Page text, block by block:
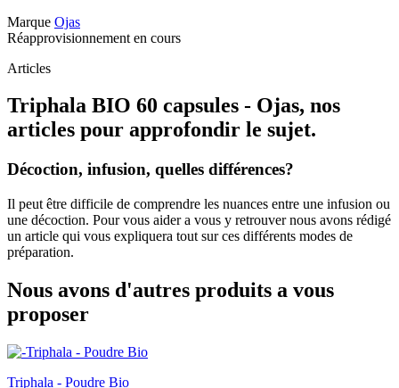
Marque Ojas
Réapprovisionnement en cours
Articles
Triphala BIO 60 capsules - Ojas, nos
articles pour approfondir le sujet.
Décoction, infusion, quelles différences?
Il peut être difficile de comprendre les nuances entre une infusion ou
une décoction. Pour vous aider a vous y retrouver nous avons rédigé
un article qui vous expliquera tout sur ces différents modes de
préparation.
Nous avons d'autres produits a vous
proposer
Triphala - Poudre Bio